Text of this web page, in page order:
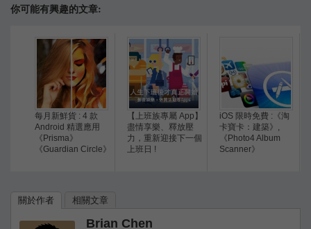
你可能有興趣的文章:
每月新鮮貨 : 4 款
Android 精選應用
《Prisma》
《Guardian Circle》
【上班族專屬 App】
盡情享樂、釋放壓
力，重新迎接下一個
上班日 !
iOS 限時免費 :《淘
卡寶卡：建築》,
《Photo4 Album
Scanner》
關於作者 相關文章
Brian Chen